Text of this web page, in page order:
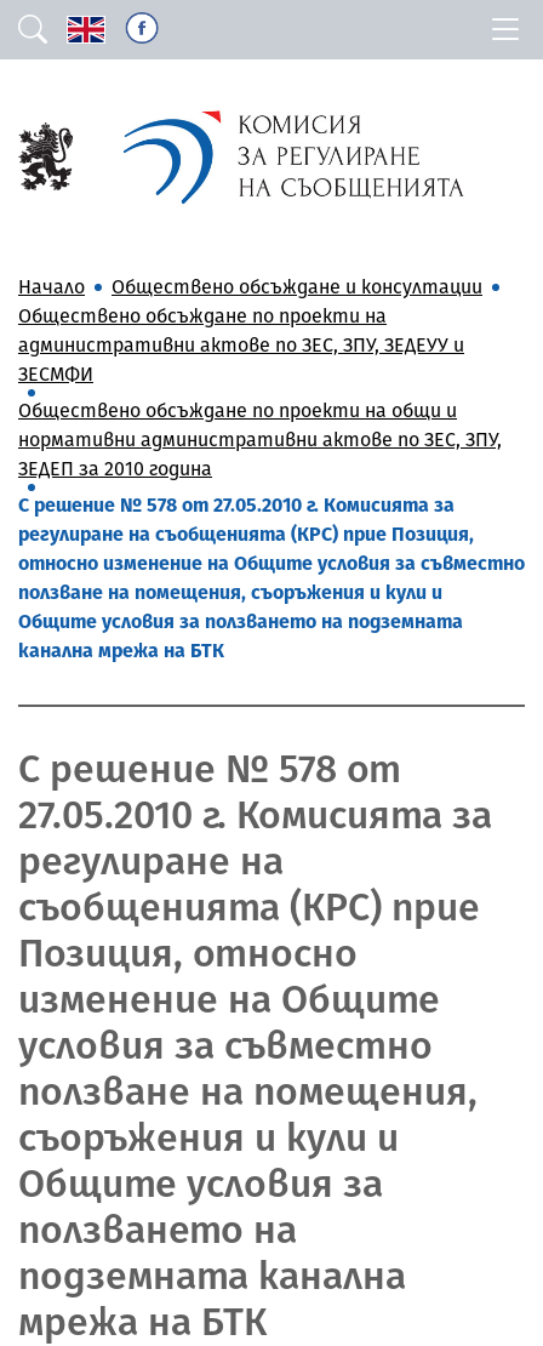
Начало
Обществено обсъждане и консултации
Обществено обсъждане по проекти на
административни актове по ЗЕС, ЗПУ, ЗЕДЕУУ и
ЗЕСМФИ
Обществено обсъждане по проекти на общи и
нормативни административни актове по ЗЕС, ЗПУ,
ЗЕДЕП за 2010 година
С решение № 578 от 27.05.2010 г. Комисията за
регулиране на съобщенията (КРС) прие Позиция,
относно изменение на Общите условия за съвместно
ползване на помещения, съоръжения и кули и
Общите условия за ползването на подземната
канална мрежа на БТК
С решение № 578 от
27.05.2010 г. Комисията за
регулиране на
съобщенията (КРС) прие
Позиция, относно
изменение на Общите
условия за съвместно
ползване на помещения,
съоръжения и кули и
Общите условия за
ползването на
подземната канална
мрежа на БТК